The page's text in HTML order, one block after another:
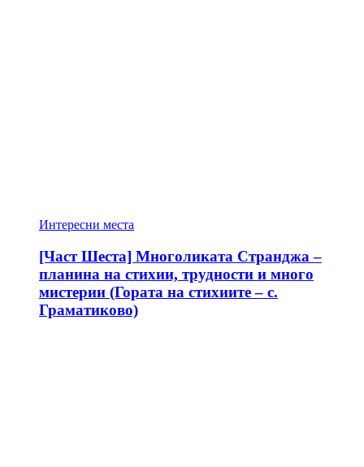
Интересни места
[Част Шеста] Многоликата Странджа –
планина на стихии, трудности и много
мистерии (Гората на стихиите – с.
Граматиково)